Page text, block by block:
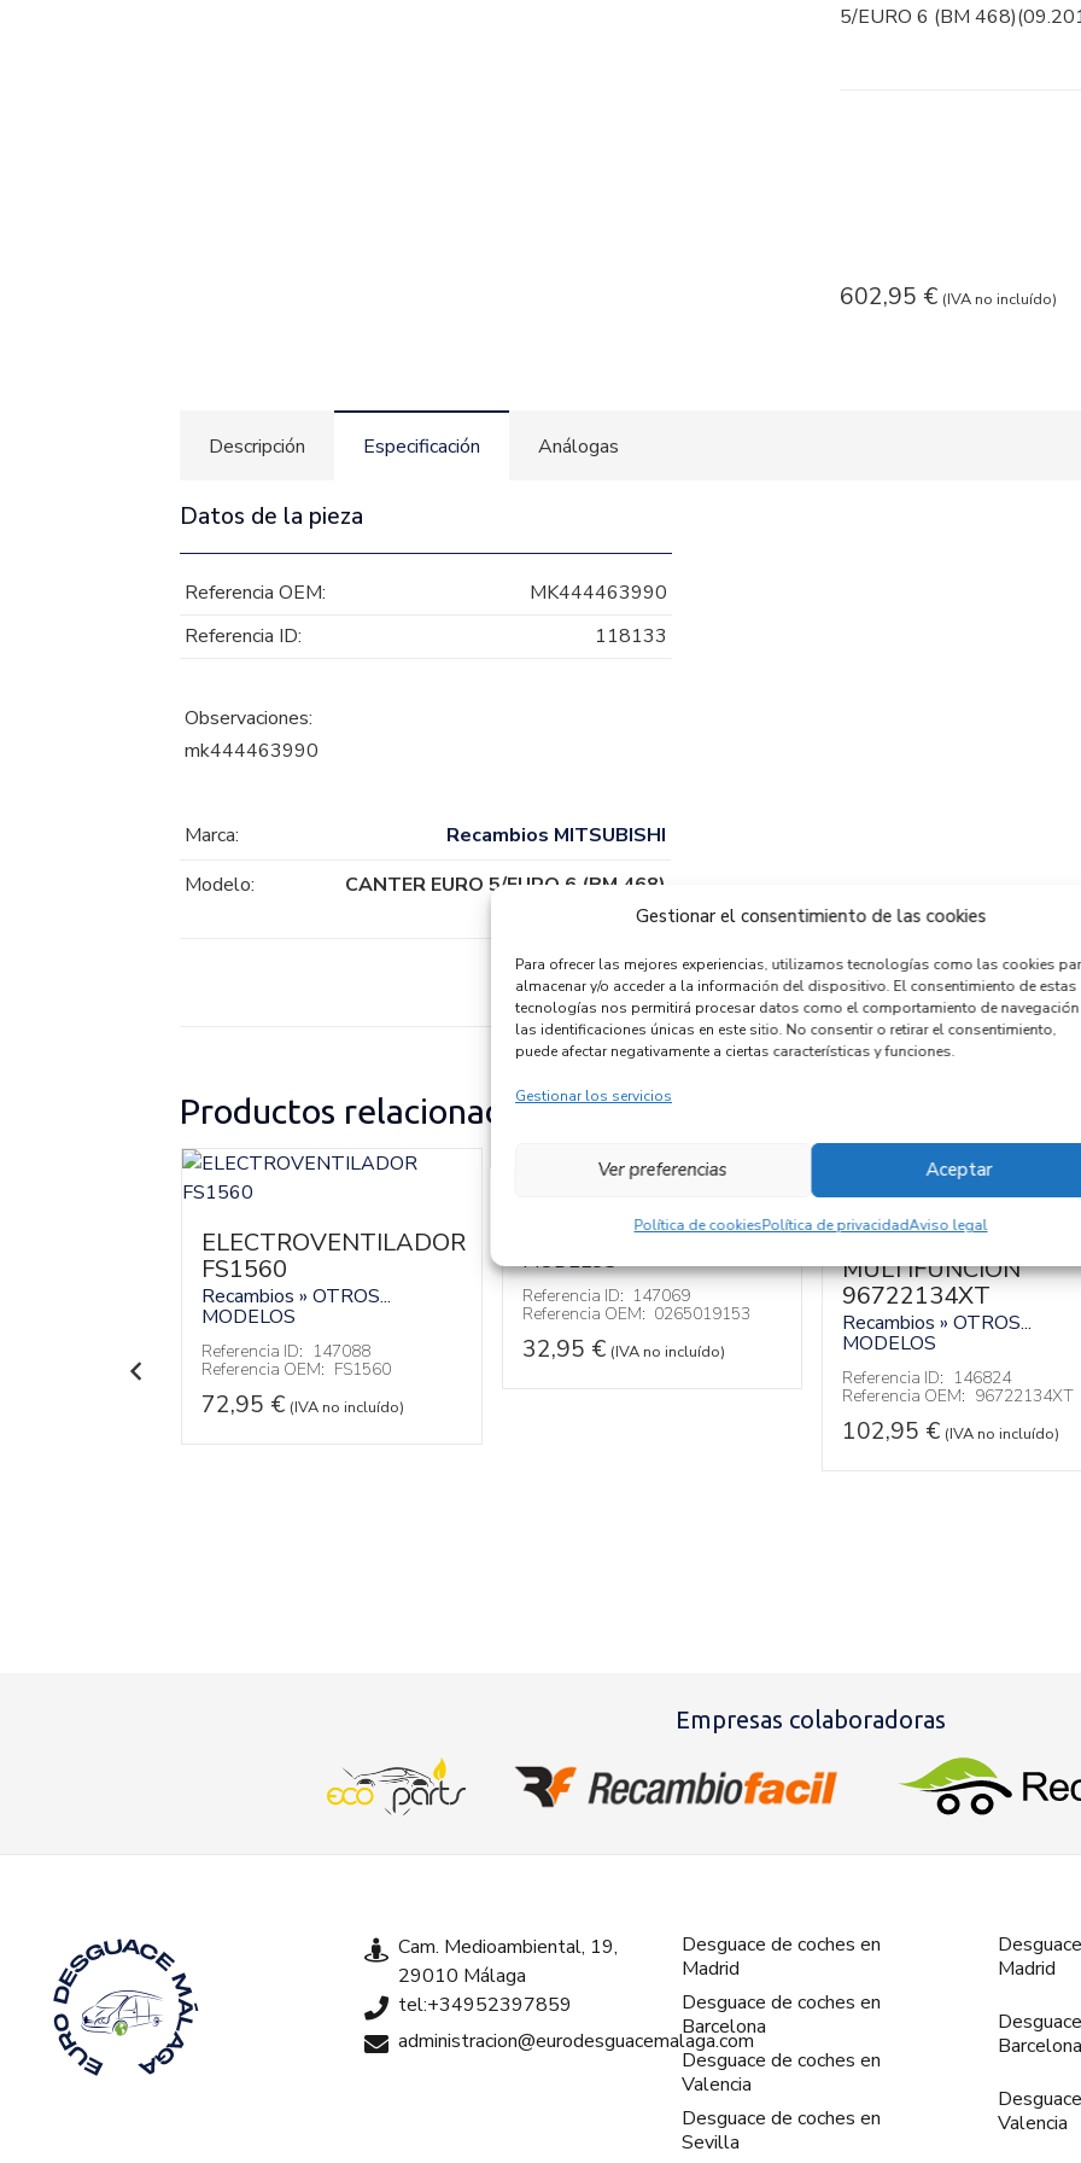
Gestionar el consentimiento de las cookies
Para ofrecer las mejores experiencias, utilizamos tecnologías como las cookies
almacenar y/o acceder a la información del dispositivo. El consentimiento de estas
tecnologías nos permitirá procesar datos como el comportamiento de
las identificaciones únicas en este sitio. No consentir o retirar el consentimiento,
puede afectar negativamente a ciertas características y funciones.
Gestionar los servicios
Aceptar
Ver preferencias
Política de cookiesPolítica de privacidadAviso legal
5/EURO 6 (BM
602,95 € (IVA no incluído)
Descripción Especificación Análogas
Datos de la pieza
Referencia OEM:
MK444463990
Referencia ID:
118133
Observaciones:
mk444463990
Marca:
Recambios MITSUBISHI
Modelo:
CANTER EURO 5/EURO 6 (BM 468)
(09.2011)
Productos relacionados
ELECTROVENTILADOR
FS1560
Recambios » OTROS...
MODELOS
Referencia ID: 147088
Referencia OEM: FS1560
72,95 € (IVA no incluído)
SENSOR 0265019153
Recambios » OTROS...
MODELOS
Referencia ID: 147069
Referencia OEM: 0265019153
32,95 € (IVA no incluído)
MANDO
MULTIFUNCION
96722134XT
Recambios » OTROS...
MODELOS
Referencia ID: 146824
Referencia OEM: 96722134XT
102,95 € (IVA no incluído)
Empresas colaboradoras
Cam. Medioambiental, 19,
29010 Málaga
tel:+34952397859
administracion@eurodesguacemalaga.com
Desguace de coches en
Madrid
Desguace de coches en
Barcelona
Desguace de coches en
Valencia
Desguace de coches en
Sevilla
Madrid
Barcelona
Valencia